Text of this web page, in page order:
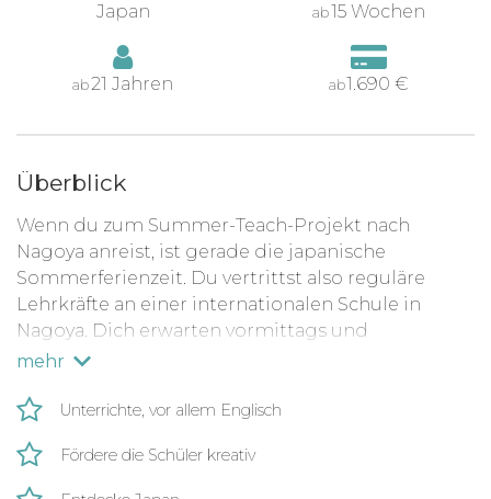
Japan ab15 Wochen
ab21 Jahren ab1.690 €
Überblick
Wenn du zum Summer-Teach-Projekt nach
Nagoya anreist, ist gerade die japanische
Sommerferienzeit. Du vertrittst also reguläre
Lehrkräfte an einer internationalen Schule in
Nagoya. Dich erwarten vormittags und
nachmittags kleine Klassen mit 8-12 Schülern. Das
motivierst so auch viele Schüler.
Als Volunteer liegt der Fokus deiner Aufgaben
mehr
Unterrichte, vor allem Englisch
Fördere die Schüler kreativ